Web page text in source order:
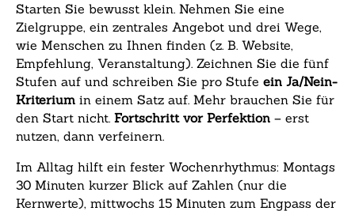
Starten Sie bewusst klein. Nehmen Sie eine
Zielgruppe, ein zentrales Angebot und drei Wege,
wie Menschen zu Ihnen finden (z. B. Website,
Empfehlung, Veranstaltung). Zeichnen Sie die fünf
Stufen auf und schreiben Sie pro Stufe ein Ja/Nein-
Kriteriumin einem Satz auf. Mehr brauchen Sie für
den Start nicht. Fortschritt vor Perfektion– erst
nutzen, dann verfeinern.
Im Alltag hilft ein fester Wochenrhythmus: Montags
30 Minuten kurzer Blick auf Zahlen (nur die
Kernwerte), mittwochs 15 Minuten zum Engpass der